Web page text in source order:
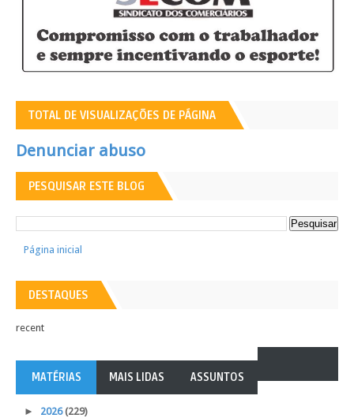
TOTAL DE VISUALIZAÇÕES DE PÁGINA
Denunciar abuso
PESQUISAR ESTE BLOG
Página inicial
DESTAQUES
recent
MATÉRIAS MAIS LIDAS ASSUNTOS
► 2026(229)